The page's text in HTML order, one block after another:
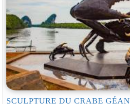
SCULPTURE DU CRABE